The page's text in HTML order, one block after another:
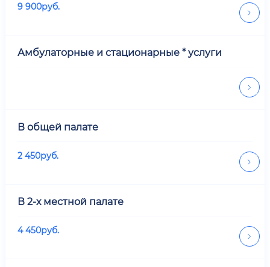
9 900руб.
Амбулаторные и стационарные * услуги
В общей палате
2 450руб.
В 2-х местной палате
4 450руб.